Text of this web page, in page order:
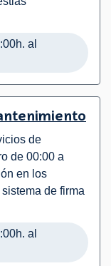
al
de
de 00:00 a
en los
de firma
al